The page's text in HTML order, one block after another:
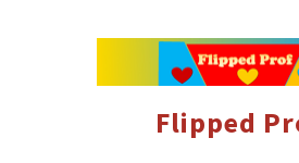
Flipped